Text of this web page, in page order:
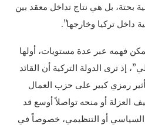
بحتة، بل هي نتاج تداخل معقد بين
داخل تركيا وخارجها”.
فهمه عبر عدة مستويات، أولها
إذ ترى الدولة التركية أن القائد
رمزي كبير على حزب العمال
العزلة أو منحه تواصلاً أوسع قد
السياسي أو التنظيمي، خصوصاً في